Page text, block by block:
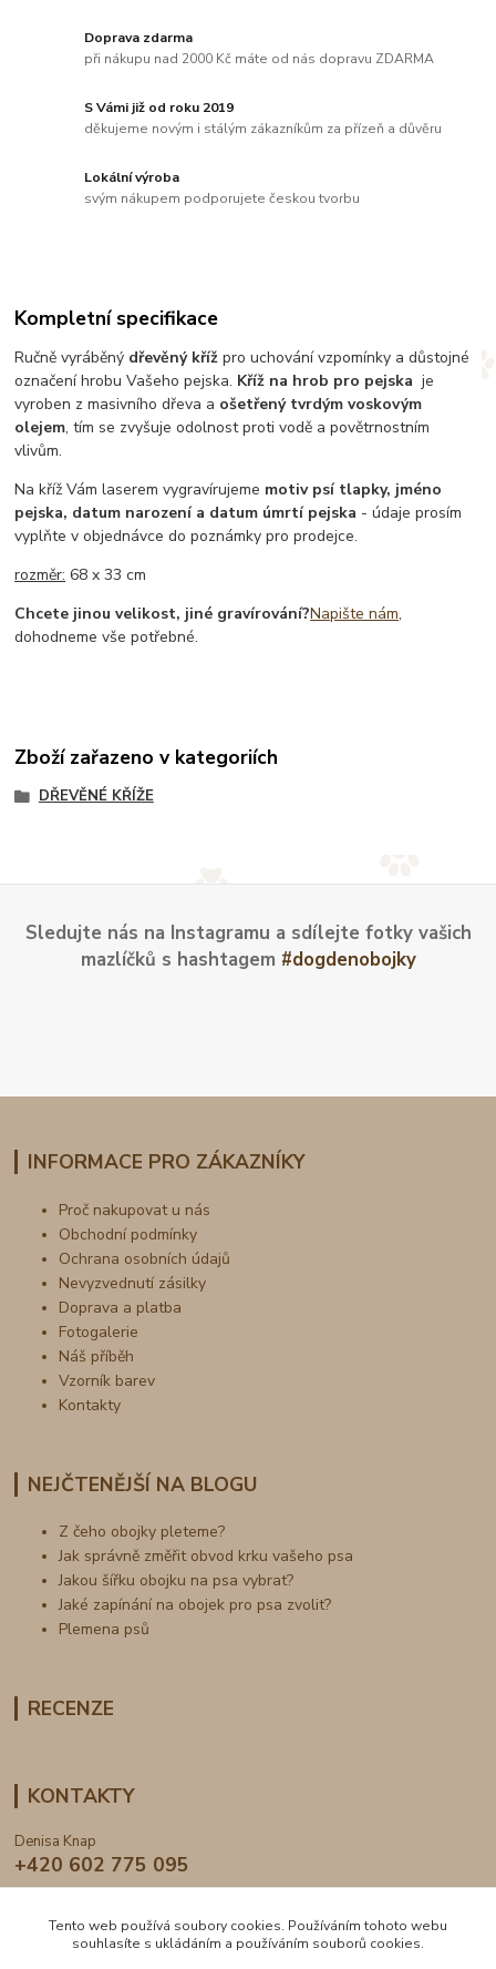
Doprava zdarma
při nákupu nad 2000 Kč máte od nás dopravu ZDARMA
S Vámi již od roku 2019
děkujeme novým i stálým zákazníkům za přízeň a důvěru
Lokální výroba
svým nákupem podporujete českou tvorbu
Kompletní specifikace
Ručně vyráběný dřevěný křížpro uchování vzpomínky a důstojné
označení hrobu Vašeho pejska. Kříž na hrob pro pejska je
vyroben z masivního dřeva a ošetřený tvrdým voskovým
olejem, tím se zvyšuje odolnost proti vodě a povětrnostním
vlivům.
Na kříž Vám laserem vygravírujeme motiv psí tlapky, jméno
pejska, datum narození a datum úmrtí pejska - údaje prosím
vyplňte v objednávce do poznámky pro prodejce.
rozměr: 68 x 33 cm
Chcete jinou velikost, jiné gravírování?Napište nám,
dohodneme vše potřebné.
Zboží zařazeno v kategoriích
DŘEVĚNÉ KŘÍŽE
Sledujte nás na Instagramu a sdílejte fotky vašich
mazlíčků s hashtagem #dogdenobojky
INFORMACE PRO ZÁKAZNÍKY
Proč nakupovat u nás
Obchodní podmínky
Ochrana osobních údajů
Nevyzvednutí zásilky
Doprava a platba
Fotogalerie
Náš příběh
Vzorník barev
Kontakty
NEJČTENĚJŠÍ NA BLOGU
Z čeho obojky pleteme?
Jak správně změřit obvod krku vašeho psa
Jakou šířku obojku na psa vybrat?
Jaké zapínání na obojek pro psa zvolit?
Plemena psů
RECENZE
KONTAKTY
Denisa Knap
+420 602 775 095
Tento web používá soubory cookies. Používáním tohoto webu
souhlasíte s ukládáním a používáním souborů cookies.